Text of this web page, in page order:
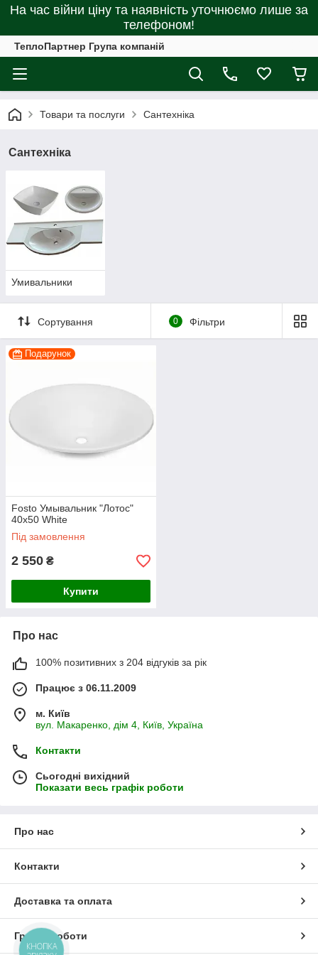
На час війни ціну та наявність уточнюємо лише за
телефоном!
ТеплоПартнер Група компаній
Товари та послуги Сантехніка
Сантехніка
Умивальники
Сортування 0 Фільтри
Подарунок
Fosto Умывальник "Лотос"
40x50 White
Під замовлення
2 550 ₴
Купити
Про нас
100% позитивних з 204 відгуків за рік
Працює з 06.11.2009
м. Київ
вул. Макаренко, дім 4, Київ, Україна
Контакти
Сьогодні вихідний
Показати весь графік роботи
Про нас
Контакти
Доставка та оплата
Графік роботи
КНОПКА